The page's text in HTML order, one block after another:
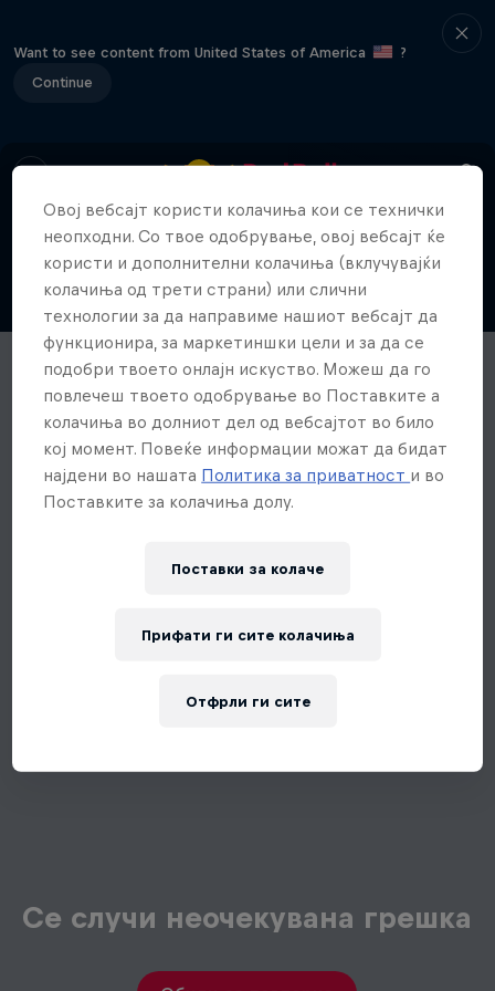
Want to see content from United States of America
?
Continue
Се случи неочекувана грешка
Овој вебсајт користи колачиња кои се технички
неопходни. Со твое одобрување, овој вебсајт ќе
користи и дополнителни колачиња (вклучувајќи
колачиња од трети страни) или слични
технологии за да направиме нашиот вебсајт да
функционира, за маркетиншки цели и за да се
подобри твоето онлајн искуство. Можеш да го
повлечеш твоето одобрување во Поставките а
колачиња во долниот дел од вебсајтот во било
кој момент. Повеќе информации можат да бидат
најдени во нашата Политика за приватност и во
Поставките за колачиња долу.
Поставки за колачe
Отфрли ги сите
Прифати ги сите колачиња